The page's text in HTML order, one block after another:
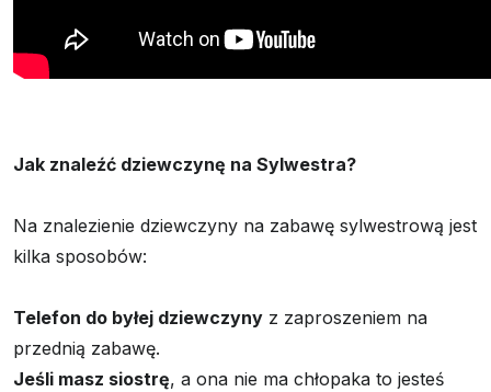
Jak znaleźć dziewczynę na Sylwestra?
Na znalezienie dziewczyny na zabawę sylwestrową jest
kilka sposobów:
Telefon do byłej dziewczyny z zaproszeniem na
przednią zabawę.
Jeśli masz siostrę, a ona nie ma chłopaka to jesteś